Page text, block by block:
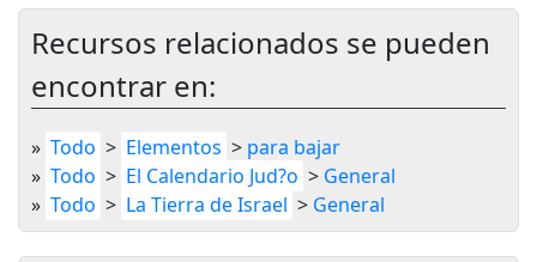
Recursos relacionados se pueden
encontrar en:
» Todo > Elementos > para bajar
» Todo > El Calendario Jud?o > General
» Todo > La Tierra de Israel > General